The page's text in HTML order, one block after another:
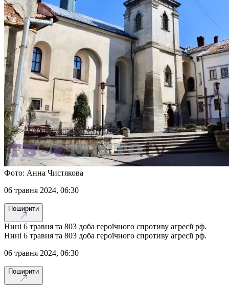
Фото: Анна Чистякова
06 травня 2024, 06:30
Поширити
Нині 6 травня та 803 доба героїчного спротиву агресії рф.
Нині 6 травня та 803 доба героїчного спротиву агресії рф.
06 травня 2024, 06:30
Поширити